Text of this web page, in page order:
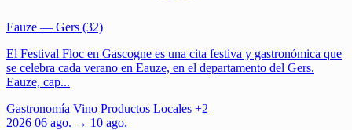
Eauze — Gers (32)
El Festival Floc en Gascogne es una cita festiva y gastronómica que
se celebra cada verano en Eauze, en el departamento del Gers.
Eauze, cap...
Gastronomía Vino Productos Locales +2
2026 06 ago. → 10 ago.